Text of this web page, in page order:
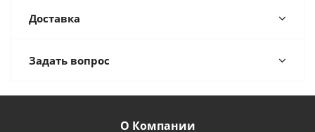
Доставка
Задать вопрос
О Компании